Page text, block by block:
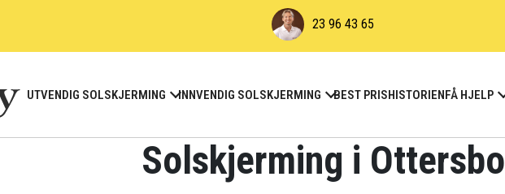
23 96 43 65
UTVENDIG SOLSKJERMING INNVENDIG SOLSKJERMING BEST PRISHISTORIENFÅ HJELP
Solskjerming i Ottersbo